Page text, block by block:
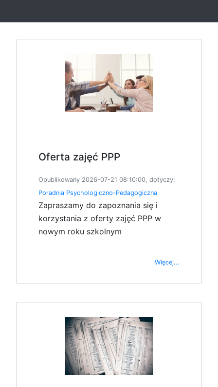
Oferta zajęć PPP
Opublikowany 2026-07-21 08:10:00, dotyczy:
Poradnia Psychologiczno-Pedagogiczna
Zapraszamy do zapoznania się i
korzystania z oferty zajęć PPP w
nowym roku szkolnym
Więcej...